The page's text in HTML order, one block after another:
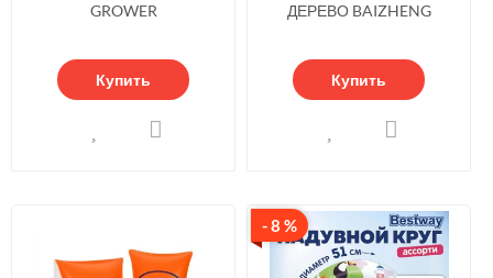
GROWER
Купить
ДЕРЕВО BAIZHENG
Купить
- 8 %